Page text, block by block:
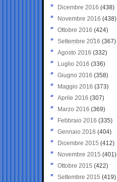
Dicembre 2016 (438)
Novembre 2016 (438)
Ottobre 2016 (424)
Settembre 2016 (367)
Agosto 2016 (332)
Luglio 2016 (336)
Giugno 2016 (358)
Maggio 2016 (373)
Aprile 2016 (307)
Marzo 2016 (369)
Febbraio 2016 (335)
Gennaio 2016 (404)
Dicembre 2015 (412)
Novembre 2015 (401)
Ottobre 2015 (422)
Settembre 2015 (419)